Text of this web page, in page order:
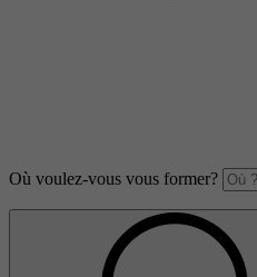
Où voulez-vous vous former?